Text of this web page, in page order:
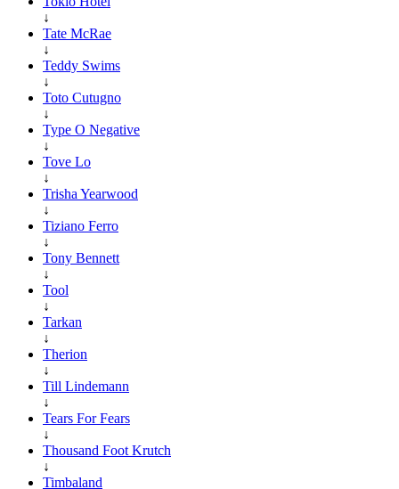
↓
Tate McRae
↓
Teddy Swims
↓
Toto Cutugno
↓
Type O Negative
↓
Tove Lo
↓
Trisha Yearwood
↓
Tiziano Ferro
↓
Tony Bennett
↓
Tool
↓
Tarkan
↓
Therion
↓
Till Lindemann
↓
Tears For Fears
↓
Thousand Foot Krutch
↓
Timbaland